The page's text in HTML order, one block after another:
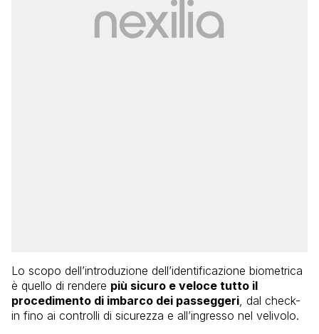
Lo scopo dell’introduzione dell’identificazione biometrica
è quello di rendere più sicuro e veloce tutto il
procedimento di imbarco dei passeggeri, dal check-
in fino ai controlli di sicurezza e all’ingresso nel velivolo.